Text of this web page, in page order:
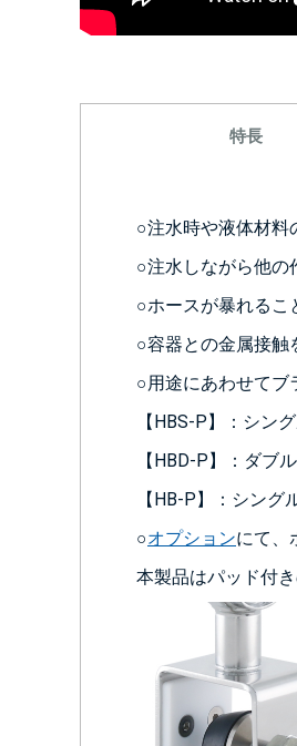
特長
○注水時や液体材料
○注水しながら他の
○ホースが暴れるこ
○容器との金属接触
○用途にあわせてブ
【HBS-P】：シン
【HBD-P】：ダブ
【HB-P】：シン
○オプションにて、
本製品はパッド付